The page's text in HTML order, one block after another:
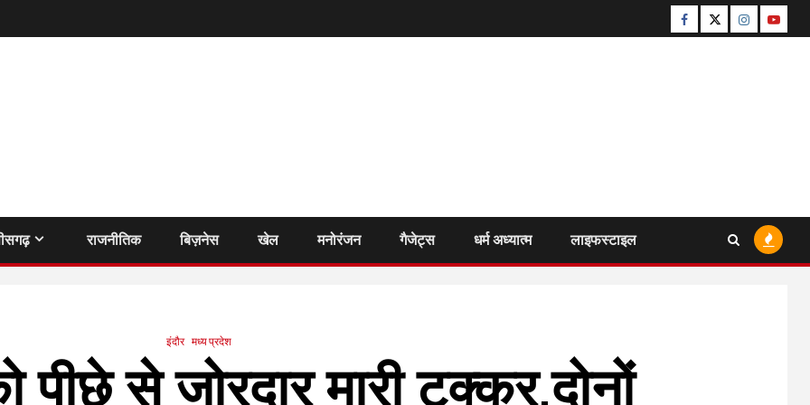
Facebook
TwitterInstagram
राजनीतिक बिज़नेस खेल मनोरंजन गैजेट्स धर्म अध्यात्म लाइफस्टाइल
इंदौर मध्य प्रदेश
पीछे से जोरदार मारी टक्कर,दोनों